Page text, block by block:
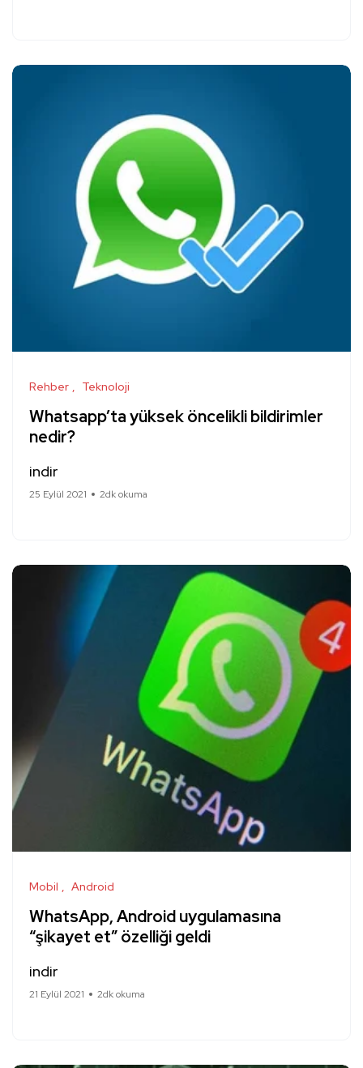
Rehber Teknoloji
Whatsapp’ta yüksek öncelikli bildirimler
nedir?
indir
25 Eylül 2021 2dk okuma
Mobil Android
WhatsApp, Android uygulamasına
“şikayet et” özelliği geldi
indir
21 Eylül 2021 2dk okuma